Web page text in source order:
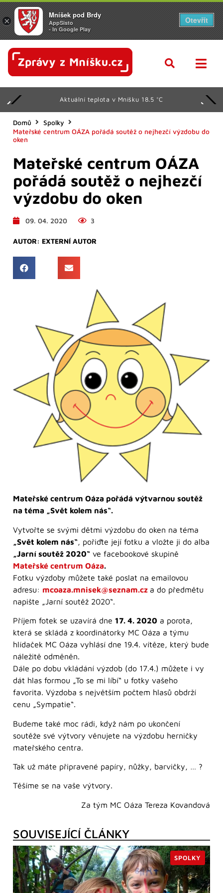
Aktuální teplota v Mníšku 18.5 °C
Domů
Spolky
Mateřské centrum OÁZA pořádá soutěž o nejhezčí výzdobu do
oken
Mateřské centrum OÁZA
pořádá soutěž o nejhezčí
výzdobu do oken
09. 04. 2020 3
AUTOR: EXTERNÍ AUTOR
Mateřské centrum Oáza pořádá výtvarnou soutěž
na téma „Svět kolem nás“.
Vytvořte se svými dětmi výzdobu do oken na téma
„Svět kolem nás“, pořiďte její fotku a vložte ji do alba
„Jarní soutěž 2020“ ve facebookové skupině
Mateřské centrum Oáza.
Fotku výzdoby můžete také poslat na emailovou
adresu: mcoaza.mnisek@seznam.cz a do předmětu
napište „Jarní soutěž 2020“.
Příjem fotek se uzavírá dne 17. 4. 2020 a porota,
která se skládá z koordinátorky MC Oáza a týmu
hlídaček MC Oáza vyhlásí dne 19.4. vítěze, který bude
náležitě odměněn.
Dále po dobu vkládání výzdob (do 17.4.) můžete i vy
dát hlas formou „To se mi líbí“ u fotky vašeho
favorita. Výzdoba s největším počtem hlasů obdrží
cenu „Sympatie“.
Budeme také moc rádi, když nám po ukončení
soutěže své výtvory věnujete na výzdobu herničky
mateřského centra.
Tak už máte připravené papíry, nůžky, barvičky, … ?
Těšíme se na vaše výtvory.
Za tým MC Oáza Tereza Kovandová
SOUVISEJÍCÍ ČLÁNKY
SPOLKY
×
Mníšek pod Brdy
AppSisto
- In Google Play
Otevřít